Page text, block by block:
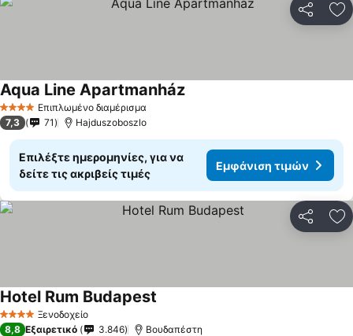
4 ΑστέριαΕπιπλωμένο διαμέρισμα
Aqua Line Apartmanház
7,3 71 Hajduszoboszlo
Επιλέξτε ημερομηνίες, για να
δείτε τις ακριβείς τιμές
Εμφάνιση τιμών
4 ΑστέριαΞενοδοχείο
Hotel Rum Budapest
8,8 Εξαιρετικό 3.846 Βουδαπέστη